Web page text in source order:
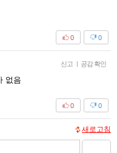
0
0
신고 | 공감 확인
없음
0
0
새로고침